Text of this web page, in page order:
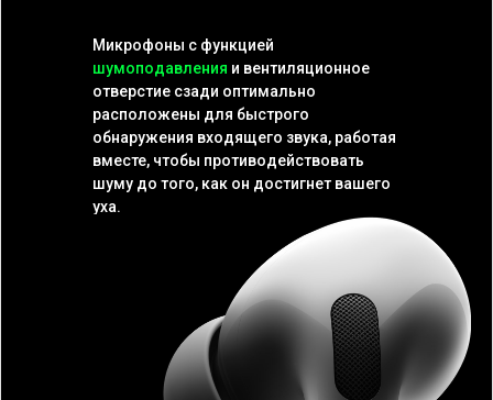
Микрофоны с функцией
шумоподавления и вентиляционное
отверстие сзади оптимально
расположены для быстрого
обнаружения входящего звука, работая
вместе, чтобы противодействовать
шуму до того, как он достигнет вашего
уха.